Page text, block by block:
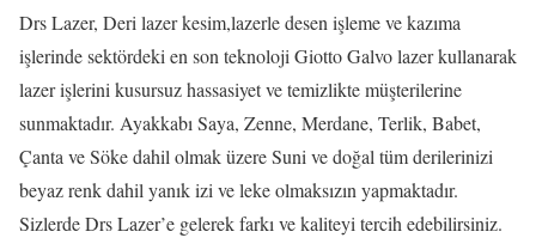
Drs Lazer, Deri lazer kesim,lazerle desen işleme ve kazıma
işlerinde sektördeki en son teknoloji Giotto Galvo lazer kullanarak
lazer işlerini kusursuz hassasiyet ve temizlikte müşterilerine
sunmaktadır. Ayakkabı Saya, Zenne, Merdane, Terlik, Babet,
Çanta ve Söke dahil olmak üzere Suni ve doğal tüm derilerinizi
beyaz renk dahil yanık izi ve leke olmaksızın yapmaktadır.
Sizlerde Drs Lazer’e gelerek farkı ve kaliteyi tercih edebilirsiniz.